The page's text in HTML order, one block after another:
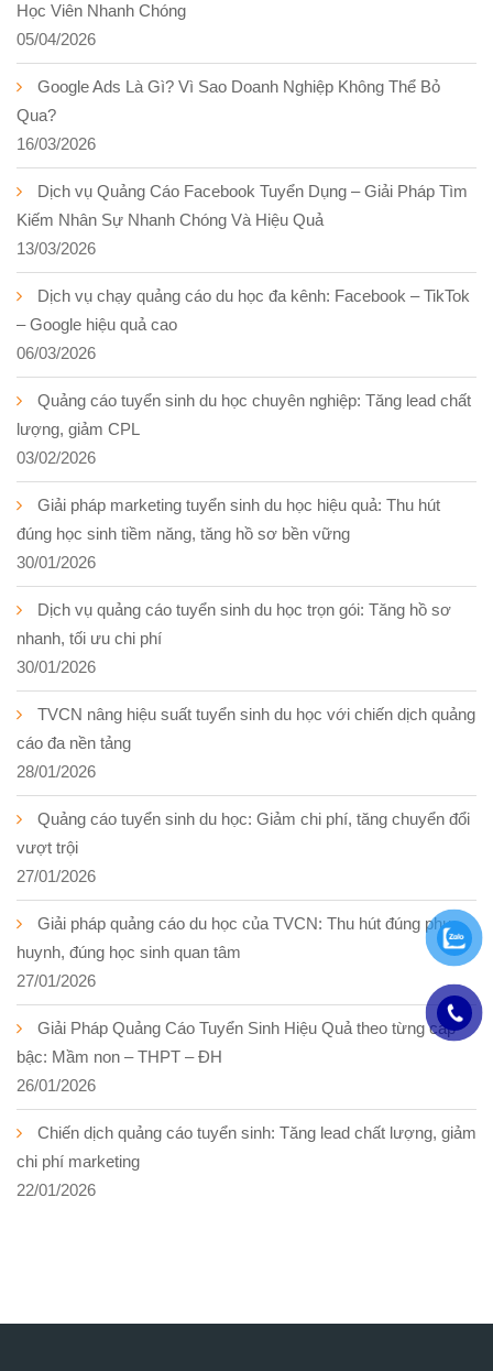
Học Viên Nhanh Chóng
05/04/2026
Google Ads Là Gì? Vì Sao Doanh Nghiệp Không Thể Bỏ
Qua?
16/03/2026
Dịch vụ Quảng Cáo Facebook Tuyển Dụng – Giải Pháp Tìm
Kiếm Nhân Sự Nhanh Chóng Và Hiệu Quả
13/03/2026
Dịch vụ chạy quảng cáo du học đa kênh: Facebook – TikTok
– Google hiệu quả cao
06/03/2026
Quảng cáo tuyển sinh du học chuyên nghiệp: Tăng lead chất
lượng, giảm CPL
03/02/2026
Giải pháp marketing tuyển sinh du học hiệu quả: Thu hút
đúng học sinh tiềm năng, tăng hồ sơ bền vững
30/01/2026
Dịch vụ quảng cáo tuyển sinh du học trọn gói: Tăng hồ sơ
nhanh, tối ưu chi phí
30/01/2026
TVCN nâng hiệu suất tuyển sinh du học với chiến dịch quảng
cáo đa nền tảng
28/01/2026
Quảng cáo tuyển sinh du học: Giảm chi phí, tăng chuyển đổi
vượt trội
27/01/2026
Giải pháp quảng cáo du học của TVCN: Thu hút đúng phụ
huynh, đúng học sinh quan tâm
27/01/2026
Giải Pháp Quảng Cáo Tuyển Sinh Hiệu Quả theo từng cấp
bậc: Mầm non – THPT – ĐH
26/01/2026
Chiến dịch quảng cáo tuyển sinh: Tăng lead chất lượng, giảm
chi phí marketing
22/01/2026